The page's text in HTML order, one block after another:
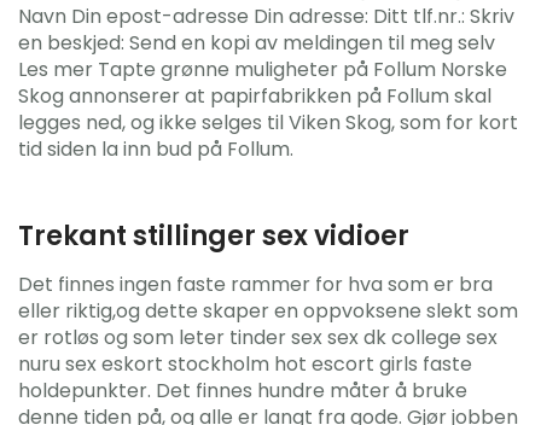
Navn Din epost-adresse Din adresse: Ditt tlf.nr.: Skriv
en beskjed: Send en kopi av meldingen til meg selv
Les mer Tapte grønne muligheter på Follum Norske
Skog annonserer at papirfabrikken på Follum skal
legges ned, og ikke selges til Viken Skog, som for kort
tid siden la inn bud på Follum.
Trekant stillinger sex vidioer
Det finnes ingen faste rammer for hva som er bra
eller riktig,og dette skaper en oppvoksene slekt som
er rotløs og som leter tinder sex sex dk college sex
nuru sex eskort stockholm hot escort girls faste
holdepunkter. Det finnes hundre måter å bruke
denne tiden på, og alle er langt fra gode. Gjør jobben